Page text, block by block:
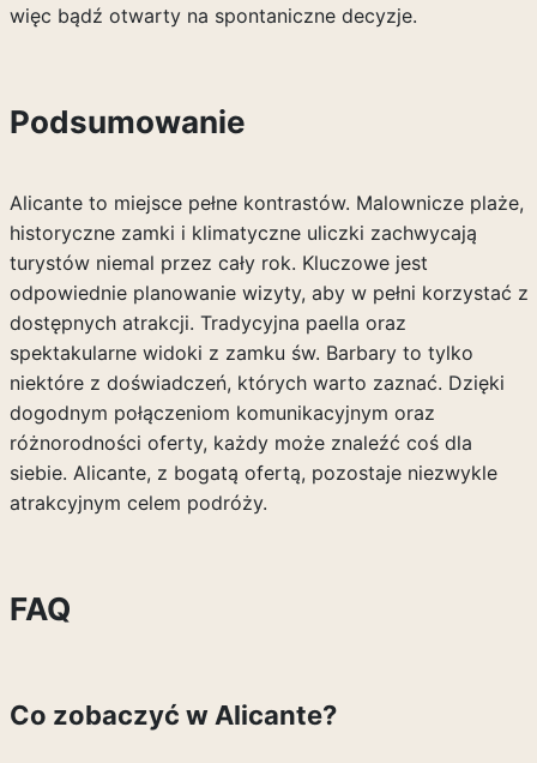
więc bądź otwarty na spontaniczne decyzje.
Podsumowanie
Alicante to miejsce pełne kontrastów. Malownicze plaże,
historyczne zamki i klimatyczne uliczki zachwycają
turystów niemal przez cały rok. Kluczowe jest
odpowiednie planowanie wizyty, aby w pełni korzystać z
dostępnych atrakcji. Tradycyjna paella oraz
spektakularne widoki z zamku św. Barbary to tylko
niektóre z doświadczeń, których warto zaznać. Dzięki
dogodnym połączeniom komunikacyjnym oraz
różnorodności oferty, każdy może znaleźć coś dla
siebie. Alicante, z bogatą ofertą, pozostaje niezwykle
atrakcyjnym celem podróży.
FAQ
Co zobaczyć w Alicante?